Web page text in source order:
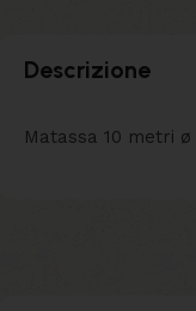
Descrizione
Matassa 10 metri ø